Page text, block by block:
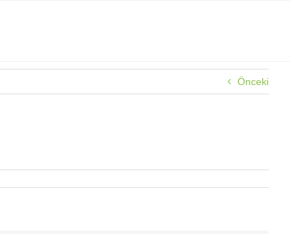
Önceki